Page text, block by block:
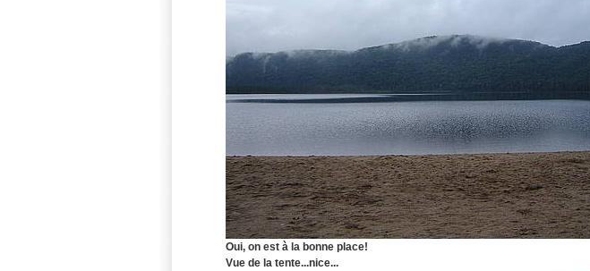
Oui, on est à la bonne place!
Vue de la tente...nice...